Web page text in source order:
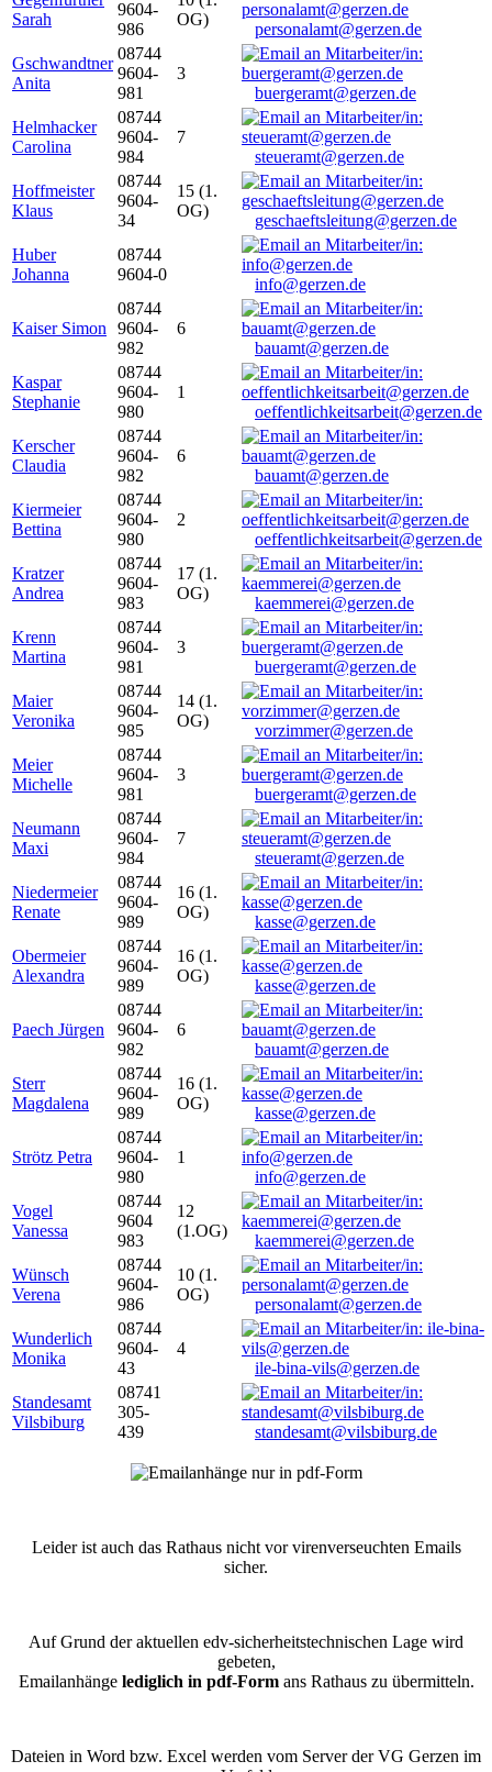
Sarah
9604-
986
OG)
personalamt@gerzen.de
Gschwandtner
Anita
08744
9604-
981
3
buergeramt@gerzen.de
Helmhacker
Carolina
08744
9604-
984
7
steueramt@gerzen.de
Hoffmeister
Klaus
08744
9604-
34
15 (1.
OG)
geschaeftsleitung@gerzen.de
Huber
Johanna
08744
9604-0
info@gerzen.de
Kaiser Simon
08744
9604-
982
6
bauamt@gerzen.de
Kaspar
Stephanie
08744
9604-
980
1
oeffentlichkeitsarbeit@gerzen.de
Kerscher
Claudia
08744
9604-
982
6
bauamt@gerzen.de
Kiermeier
Bettina
08744
9604-
980
2
oeffentlichkeitsarbeit@gerzen.de
Kratzer
Andrea
08744
9604-
983
17 (1.
OG)
kaemmerei@gerzen.de
Krenn
Martina
08744
9604-
981
3
buergeramt@gerzen.de
Maier
Veronika
08744
9604-
985
14 (1.
OG)
vorzimmer@gerzen.de
Meier
Michelle
08744
9604-
981
3
buergeramt@gerzen.de
Neumann
Maxi
08744
9604-
984
7
steueramt@gerzen.de
Niedermeier
Renate
08744
9604-
989
16 (1.
OG)
kasse@gerzen.de
Obermeier
Alexandra
08744
9604-
989
16 (1.
OG)
kasse@gerzen.de
Paech Jürgen
08744
9604-
982
6
bauamt@gerzen.de
Sterr
Magdalena
08744
9604-
989
16 (1.
OG)
kasse@gerzen.de
Strötz Petra
08744
9604-
980
1
info@gerzen.de
Vogel
Vanessa
08744
9604
983
12
(1.OG)
kaemmerei@gerzen.de
Wünsch
Verena
08744
9604-
986
10 (1.
OG)
personalamt@gerzen.de
Wunderlich
Monika
08744
9604-
43
4
ile-bina-vils@gerzen.de
Standesamt
Vilsbiburg
08741
305-
439
standesamt@vilsbiburg.de
Leider ist auch das Rathaus nicht vor virenverseuchten Emails
sicher.
Auf Grund der aktuellen edv-sicherheitstechnischen Lage wird
gebeten,
Emailanhänge lediglich in pdf-Formans Rathaus zu übermitteln.
Dateien in Word bzw. Excel werden vom Server der VG Gerzen im